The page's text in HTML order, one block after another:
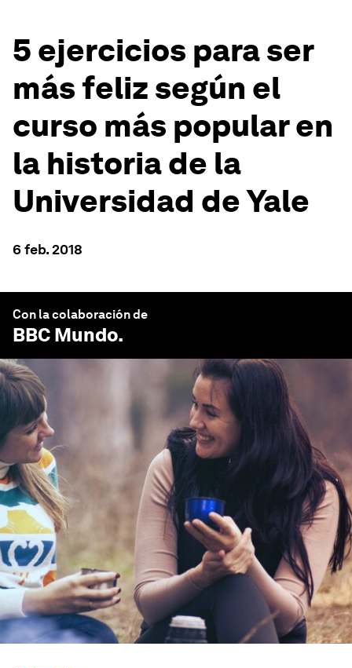
5 ejercicios para ser
más feliz según el
curso más popular en
la historia de la
Universidad de Yale
6 feb. 2018
Con la colaboración de
BBC Mundo.